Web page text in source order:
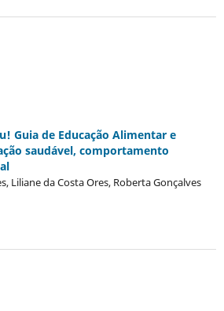
Guia de Educação Alimentar e
saudável, comportamento
Liliane da Costa Ores, Roberta Gonçalves